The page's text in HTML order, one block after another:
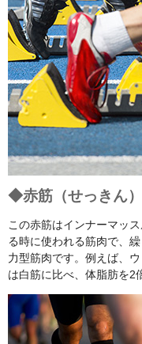
◆赤筋（せっきん）
この赤筋はインナーマッ
る時に使われる筋肉で、
力型筋肉です。例えば、
は白筋に比べ、体脂肪を2